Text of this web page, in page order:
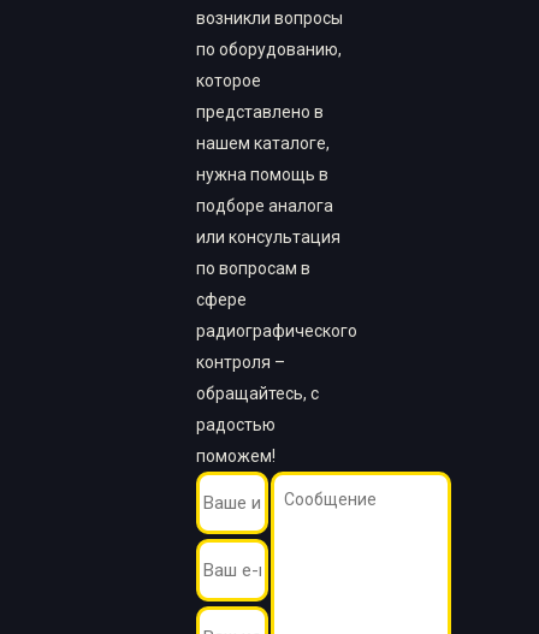
возникли вопросы
по оборудованию,
которое
представлено в
нашем каталоге,
нужна помощь в
подборе аналога
или консультация
по вопросам в
сфере
радиографического
контроля –
обращайтесь, с
радостью
поможем!